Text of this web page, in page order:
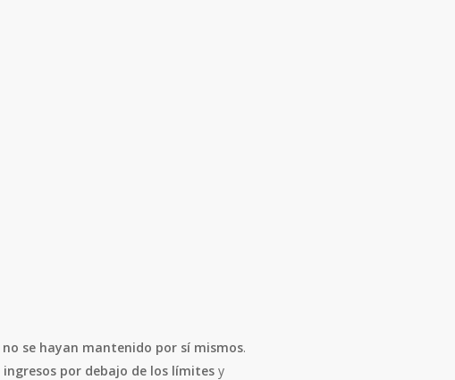
no se hayan mantenido por sí mismos.
ingresos por debajo de los límites y